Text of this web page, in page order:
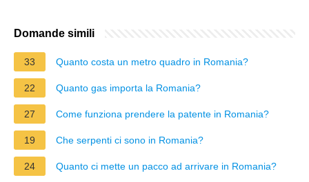
Domande simili
33 Quanto costa un metro quadro in Romania?
22 Quanto gas importa la Romania?
27 Come funziona prendere la patente in Romania?
19 Che serpenti ci sono in Romania?
24 Quanto ci mette un pacco ad arrivare in Romania?